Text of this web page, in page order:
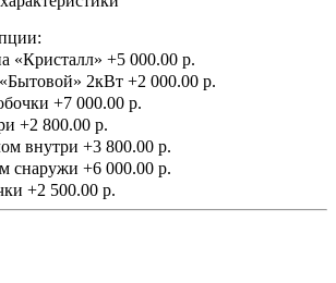
«Кристалл» +5 000.00 р.
2кВт +2 000.00 р.
+7 000.00 р.
+2 800.00 р.
внутри +3 800.00 р.
снаружи +6 000.00 р.
+2 500.00 р.